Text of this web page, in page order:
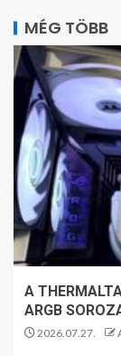
MÉG TÖBB
A
ARGB
2026.07.27.